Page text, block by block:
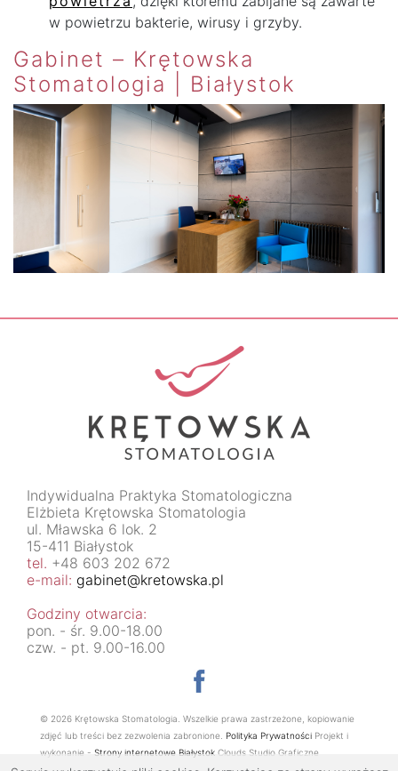
w powietrzu bakterie, wirusy i grzyby.
Gabinet – Krętowska
Stomatologia | Białystok
Indywidualna Praktyka Stomatologiczna
Elżbieta Krętowska Stomatologia
ul. Mławska 6 lok. 2
15-411 Białystok
tel. +48 603 202 672
e-mail: gabinet@kretowska.pl
Godziny otwarcia:
pon. - śr. 9.00-18.00
czw. - pt. 9.00-16.00
© 2026 Krętowska Stomatologia. Wszelkie prawa zastrzeżone, kopiowanie
zdjęć lub treści bez zezwolenia zabronione. Polityka Prywatności Projekt i
wykonanie - Strony internetowe Białystok Clouds Studio Graficzne